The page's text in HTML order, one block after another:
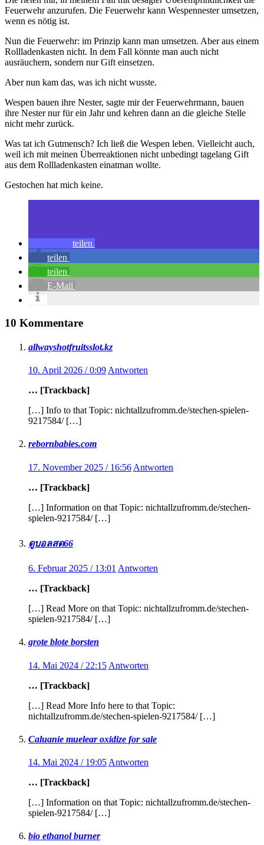
Feuerwehr anzurufen. Die Feuerwehr kann Wespennester umsetzen,
wenn es nötig ist.
Nun die Feuerwehr: im Prinzip kann man umsetzen. Aber aus einem
Rollladenkasten nicht. In dem Fall könnte man auch nicht
ausräuchern, sondern nur Gift einsetzen.
Aber nun kam das, was ich nicht wusste.
Wespen bauen ihre Nester, sagte mir der Feuerwehrmann, bauen
ihre Nester nur für ein Jahr und kehren dann an die gleiche Stelle
nicht mehr zurück.
Was tat ich Gutmensch? Ich ließ die Wespen leben. Vielleicht auch,
weil ich mit meinen Überreaktionen nicht unbedingt tagelang Gift
aus dem Rollladenkasten einatman wollte.
Gestochen hat mich keine.
teilen
teilen
teilen
E-Mail
10 Kommentare
allwayshotfruitsslot.kz
10. April 2026 / 0:09 Antworten
… [Trackback]
[…] Info to that Topic: nichtallzufromm.de/stechen-spielen-
9217584/ […]
rebornbabies.com
17. November 2025 / 16:56 Antworten
… [Trackback]
[…] Information on that Topic: nichtallzufromm.de/stechen-
spielen-9217584/ […]
ดูบอลสด66
6. Februar 2025 / 13:01 Antworten
… [Trackback]
[…] Read More on that Topic: nichtallzufromm.de/stechen-
spielen-9217584/ […]
grote blote borsten
14. Mai 2024 / 22:15 Antworten
… [Trackback]
[…] Read More Info here to that Topic:
nichtallzufromm.de/stechen-spielen-9217584/ […]
Caluanie muelear oxidize for sale​
14. Mai 2024 / 19:05 Antworten
… [Trackback]
[…] Information on that Topic: nichtallzufromm.de/stechen-
spielen-9217584/ […]
bio ethanol burner